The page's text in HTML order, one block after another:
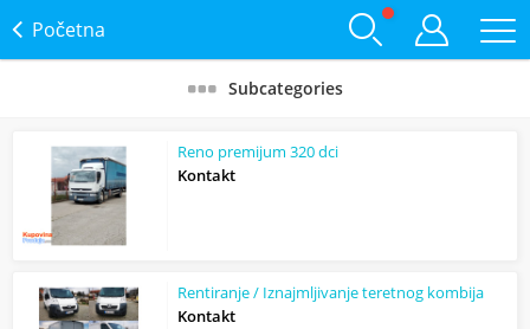
Početna
Subcategories
Reno premijum 320 dci
Kontakt
Rentiranje / Iznajmljivanje teretnog kombija
Kontakt